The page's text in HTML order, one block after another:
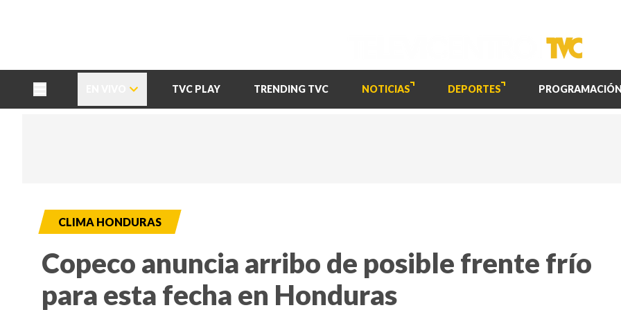
TVC PLAY TRENDING TVC NOTICIAS DEPORTES PROGRAMACIÓN
CLIMA HONDURAS
Copeco anuncia arribo de posible frente frío
para esta fecha en Honduras